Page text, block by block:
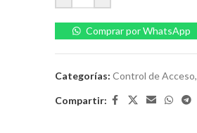
Comprar por WhatsApp
Categorías: Control de Acceso,
Compartir: